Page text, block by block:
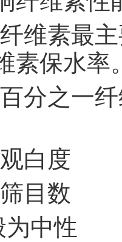
维素最
素保水率
分之一
白度
目数
为中性